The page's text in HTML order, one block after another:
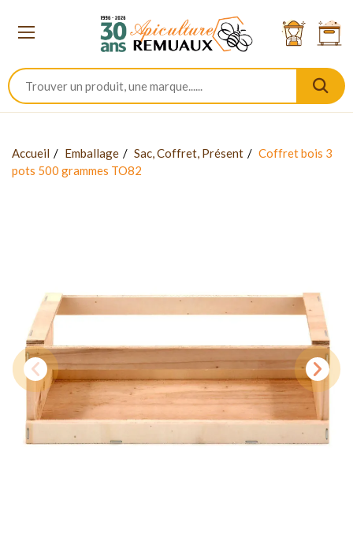
Accueil Emballage Sac, Coffret, Présent
Coffret bois 3
pots 500 grammes TO82